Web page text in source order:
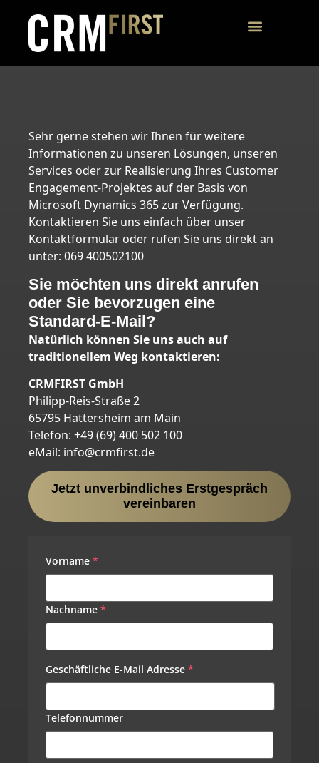
Sehr gerne stehen wir Ihnen für weitere
Informationen zu unseren Lösungen, unseren
Services oder zur Realisierung Ihres Customer
Engagement-Projektes auf der Basis von
Microsoft Dynamics 365 zur Verfügung.
Kontaktieren Sie uns einfach über unser
Kontaktformular oder rufen Sie uns direkt an
unter: 069 400502100
Sie möchten uns direkt anrufen
oder Sie bevorzugen eine
Standard-E-Mail?
Natürlich können Sie uns auch auf
traditionellem Weg kontaktieren:
CRMFIRST GmbH
Philipp-Reis-Straße 2
65795 Hattersheim am Main
Telefon: +49 (69) 400 502 100
eMail: info@crmfirst.de
Jetzt unverbindliches Erstgespräch
vereinbaren
Vorname *
Nachname *
Geschäftliche E-Mail Adresse *
Telefonnummer